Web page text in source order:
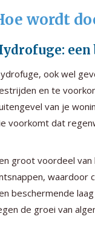
wordt
ook wel
en te
van je
voorkomt dat
groot voordeel
waardoor
beschermende
de groei van